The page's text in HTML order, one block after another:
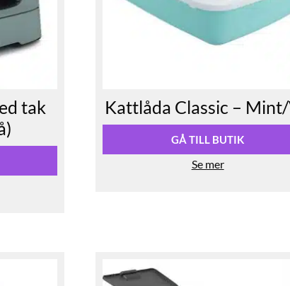
tak
Kattlåda Classic –
GÅ TILL BUTIK
Se mer